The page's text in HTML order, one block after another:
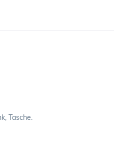
Tasche.